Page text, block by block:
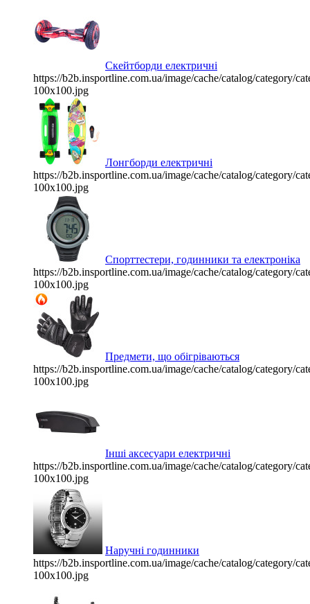
Скейтборди електричні
https://b2b.insportline.com.ua/image/cache/catalog/category/
100x100.jpg
Лонгборди електричні
https://b2b.insportline.com.ua/image/cache/catalog/category/
100x100.jpg
Спорттестери, годинники та електроніка
https://b2b.insportline.com.ua/image/cache/catalog/category/
100x100.jpg
Предмети, що обігріваються
https://b2b.insportline.com.ua/image/cache/catalog/category/
100x100.jpg
Інші аксесуари електричні
https://b2b.insportline.com.ua/image/cache/catalog/category/
100x100.jpg
Наручні годинники
https://b2b.insportline.com.ua/image/cache/catalog/category/
100x100.jpg